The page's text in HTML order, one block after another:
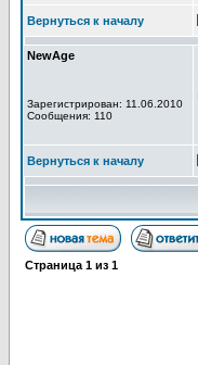
Вернуться к началу
NewAge
Зарегистрирован: 11.06.2010
Сообщения: 110
Вернуться к началу
Страница 1 из 1